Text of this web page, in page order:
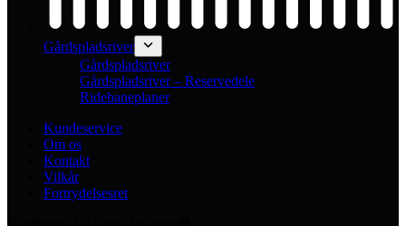
Gårdspladsriver
Gårdspladsriver
Gårdspladsriver – Reservedele
Ridebaneplaner
Kundeservice
Om os
Kontakt
Vilkår
Fortrydelsesret